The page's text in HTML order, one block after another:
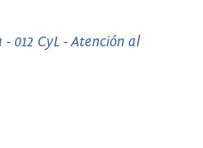
012 CyL - Atención al